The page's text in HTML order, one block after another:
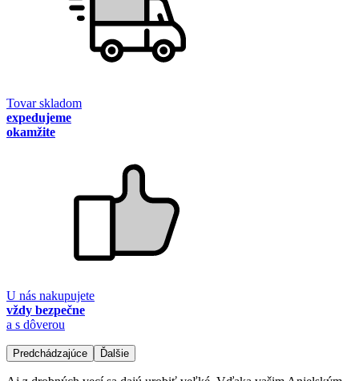
Tovar skladom
expedujeme
okamžite
U nás nakupujete
vždy bezpečne
a s dôverou
Predchádzajúce Ďalšie